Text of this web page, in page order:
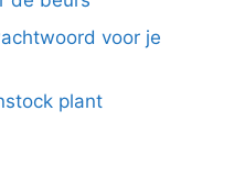
voor je
plant